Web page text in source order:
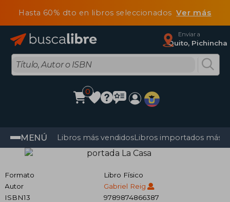
Hasta 60% dto en libros seleccionadosVer más
Enviar a
Quito, Pichincha
0
MENÚ Libros más vendidosLibros importados más
Formato
Libro Físico
Autor
Gabriel Reig
ISBN13
9789874866387